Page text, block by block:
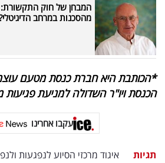
המבחן של חוק התקשורת:
מהסכנות במרחב
*הכותבת היא חברת כנסת מטעם
הכנסת ויו"ר השדולה למניעת פגיעות
עקבו אחרינו
תגיות איגוד מרכזי הסיוע לנפגעות